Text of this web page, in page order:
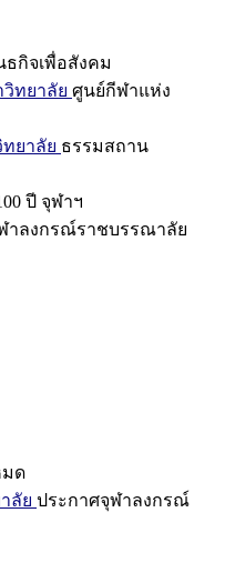
กิจเพื่อสังคม
ทยาลัย ศูนย์กีฬาแห่ง
ยาลัย ธรรมสถาน
ปี จุฬาฯ
าลงกรณ์ราชบรรณาลัย
มด
ลัย ประกาศจุฬาลงกรณ์